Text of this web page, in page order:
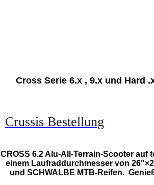
Cross Serie 6.x , 9.x und Hard
Crussis Bestellung
CROSS 6.2 Alu-All-Terrain-Scooter
einem Laufraddurchmesser von
und SCHWALBE MTB-Reifen.